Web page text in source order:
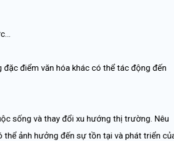
điểm văn hóa khác có thể tác động đến
sống và thay đổi xu hướng thị trường. Nêu
ảnh hưởng đến sự tồn tại và phát triển